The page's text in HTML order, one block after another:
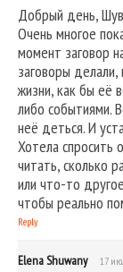
Добрый день,
Очень многое
момент заговор
заговоры
жизни, как бы её
либо событиями.
неё деться. И
Хотела спросить
читать, сколько
или что-то
чтобы реально
Reply
Elena Shuwany 17